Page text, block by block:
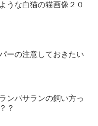
うな白猫の猫画像２０
ーの注意しておきたい
ンパサランの飼い方っ
？